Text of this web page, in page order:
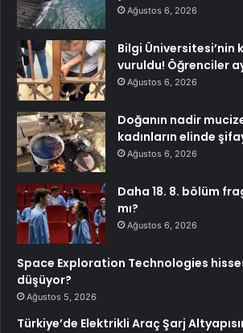
Ağustos 6, 2026
Bilgi Üniversitesi’nin
vuruldu! Öğrenciler
Ağustos 6, 2026
Doğanın nadir
kadınların elinde
Ağustos 6, 2026
Daha 18. 8. bölüm
mı?
Ağustos 6, 2026
Space Exploration Technologies
düşüyor?
Ağustos 5, 2026
Türkiye’de Elektrikli Araç Şarj